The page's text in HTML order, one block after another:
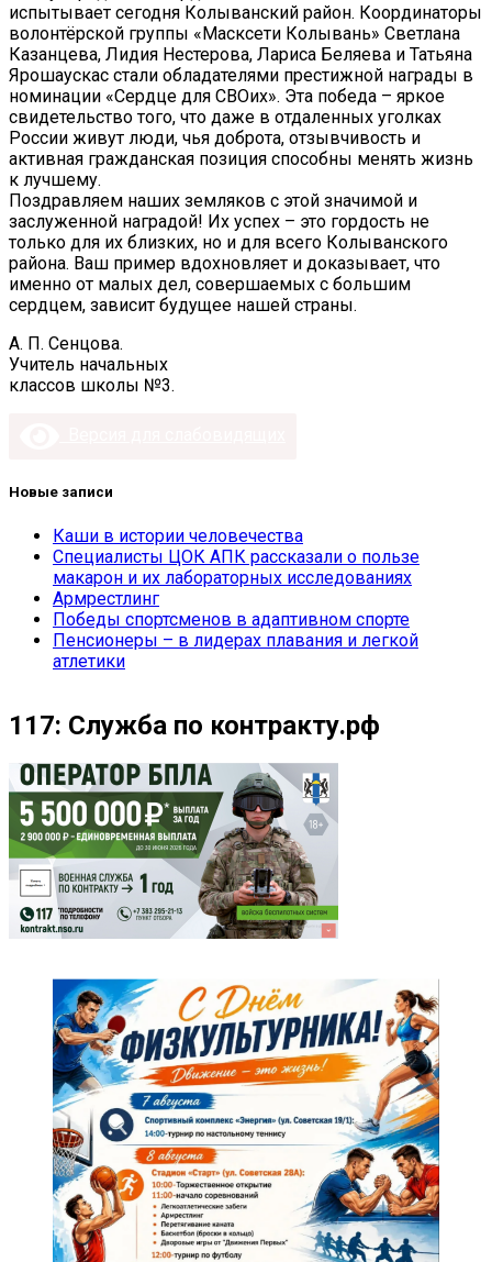
испытывает сегодня Колыванский район. Координаторы
волонтёрской группы «Масксети Колывань» Светлана
Казанцева, Лидия Нестерова, Лариса Беляева и Татьяна
Ярошаускас стали обладателями престижной награды в
номинации «Сердце для СВОих». Эта победа – яркое
свидетельство того, что даже в отдаленных уголках
России живут люди, чья доброта, отзывчивость и
активная гражданская позиция способны менять жизнь
к лучшему.
Поздравляем наших земляков с этой значимой и
заслуженной наградой! Их успех – это гордость не
только для их близких, но и для всего Колыванского
района. Ваш пример вдохновляет и доказывает, что
именно от малых дел, совершаемых с большим
сердцем, зависит будущее нашей страны.
А. П. Сенцова.
Учитель начальных
классов школы №3.
Новые записи
Каши в истории человечества
Специалисты ЦОК АПК рассказали о пользе
макарон и их лабораторных исследованиях
Армрестлинг
Победы спортсменов в адаптивном спорте
Пенсионеры – в лидерах плавания и легкой
атлетики
117: Служба по контракту.рф